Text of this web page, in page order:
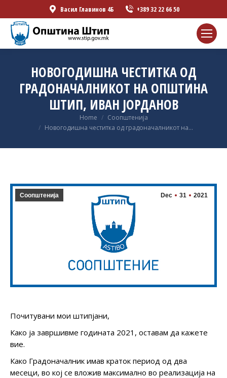
Васил Главинов 4Б +389 32 22 66 50
НОВОГОДИШНА ЧЕСТИТКА ОД
ГРАДОНАЧАЛНИКОТ НА ОПШТИНА
ШТИП, ИВАН ЈОРДАНОВ
Home
Соопштенија
Новогодишна честитка од градоначалникот на…
Dec 31 2021
Соопштенија
Почитувани мои штипјани,
Како ја завршивме годината 2021, оставам да кажете
вие.
Како Градоначалник имав краток период од два
месеци, во кој се вложив максимално во реализација на